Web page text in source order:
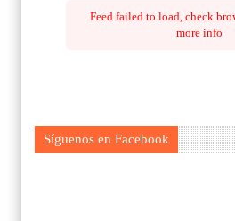
Feed failed to load, check
more info
Síguenos en Facebook